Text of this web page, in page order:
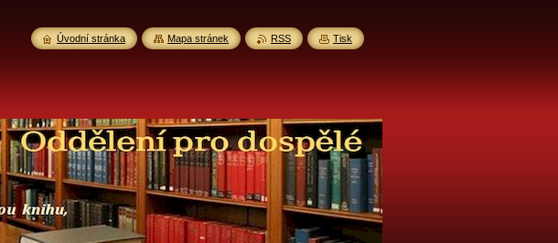
Úvodní stránka Mapa stránek RSS Tisk